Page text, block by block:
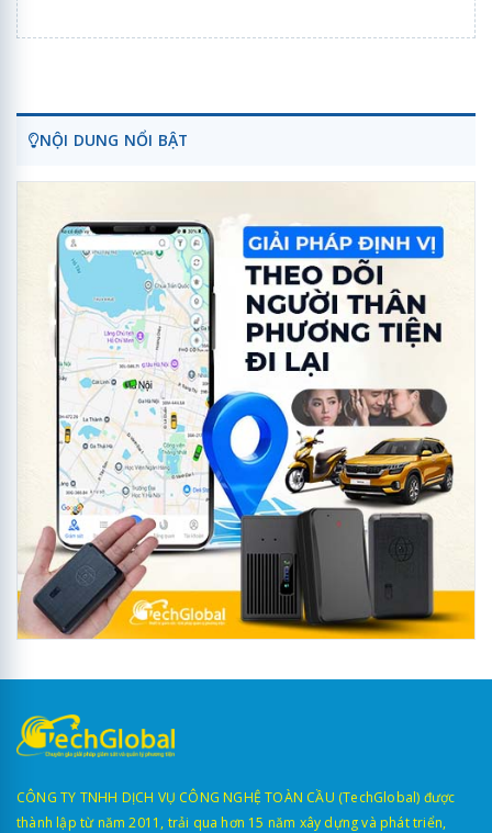
NỘI DUNG NỔI BẬT
CÔNG TY TNHH DỊCH VỤ CÔNG NGHỆ TOÀN CẦU (TechGlobal) được
thành lập từ năm 2011, trải qua hơn 15 năm xây dựng và phát triển,